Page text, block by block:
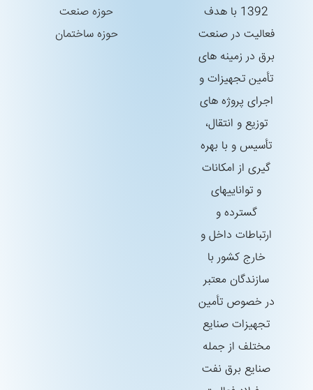
1392 با هدف
فعالیت در صنعت
برق در زمینه های
تأمین تجهیزات و
اجرای پروژه های
توزیع و انتقال،
تأسیس و با بهره
گیری از امكانات
و تواناییهای
گسترده و
ارتباطات داخل و
خارج كشور با
سازندگان معتبر
در خصوص تأمین
تجهیزات صنایع
مختلف از جمله
صنایع برق نفت
حوزه صنعت
حوزه ساختمان